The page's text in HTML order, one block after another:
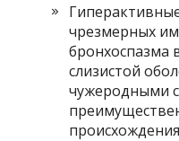
чрезмерных
бронхоспазма
слизистой
чужеродными